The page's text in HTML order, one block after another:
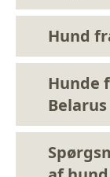
Hund
Hunde
Belarus